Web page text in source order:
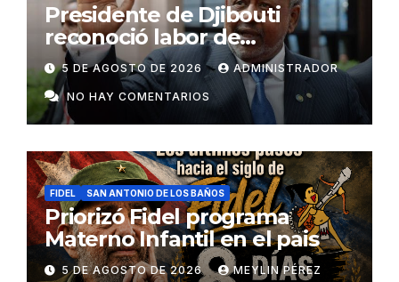
Presidente de Djibouti
reconoció labor de
colaboradores de Cuba
5 DE AGOSTO DE 2026 ADMINISTRADOR
NO HAY COMENTARIOS
FIDEL SAN ANTONIO DE LOS BAÑOS
Priorizó Fidel programa
Materno Infantil en el pais
5 DE AGOSTO DE 2026 MEYLIN PÉREZ